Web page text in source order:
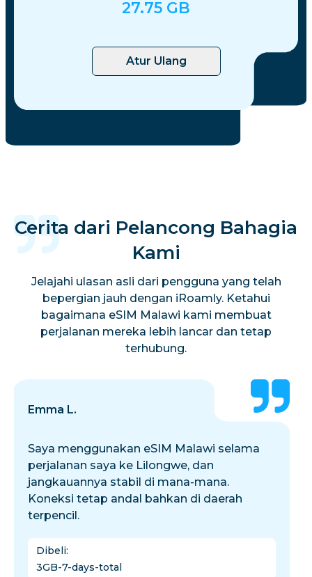
27.75 GB
Atur Ulang
Cerita dari Pelancong Bahagia
Kami
Jelajahi ulasan asli dari pengguna yang telah
bepergian jauh dengan iRoamly. Ketahui
bagaimana eSIM Malawi kami membuat
perjalanan mereka lebih lancar dan tetap
terhubung.
Emma L.
Saya menggunakan eSIM Malawi selama
perjalanan saya ke Lilongwe, dan
jangkauannya stabil di mana-mana.
Koneksi tetap andal bahkan di daerah
terpencil.
Dibeli:
3GB-7-days-total